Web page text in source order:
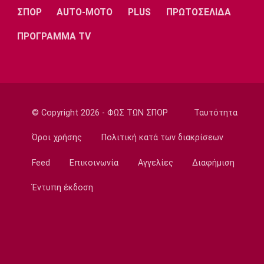
καριέρας μου τώρα στους Μπακς»
Εθνικές Μπάσκετ
11:20
Διάψευση ΑΕΚ για τον Ακράμ Μπουράς
11:10
ΠΑΟΚ: Έφτασε στη Θεσσαλονίκη και ο
ΣΠΟΡ AUTO-MOTO PLUS ΠΡΩΤΟΣΕΛΙΔΑ
ΠΡΟΓΡΑΜΜΑ TV
© Copyright 2026 - ΦΩΣ ΤΩΝ ΣΠΟΡ Ταυτότητα
Όροι χρήσης Πολιτική κατά των διακρίσεων
Feed Επικοινωνία Αγγελίες Διαφήμιση
Έντυπη έκδοση